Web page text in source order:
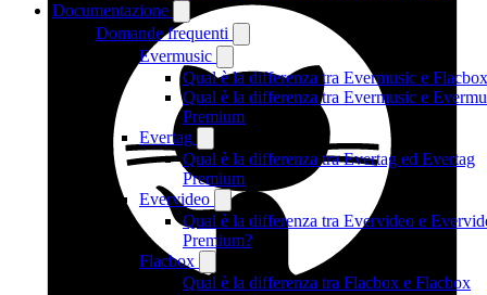
Documentazione
Domande frequenti
Evermusic
Qual è la differenza tra Evermusic e Flacbox
Qual è la differenza tra Evermusic e
Premium
Evertag
Qual è la differenza tra Evertag ed Evertag
Premium
Evervideo
Qual è la differenza tra Evervideo e
Premium?
Flacbox
Qual è la differenza tra Flacbox e Flacbox